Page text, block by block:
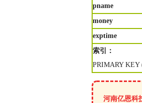
pname
money
exptime
索引：
PRIMARY KEY
河南亿恩科